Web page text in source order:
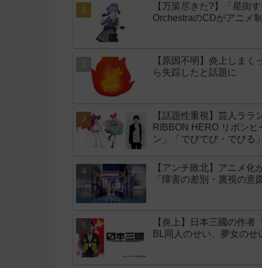
【万策尽きた?】「星街
OrchestraのCDがアニメ
【原因不明】炎上しま
ら失踪したと話題に
【話題性重視】芸人ラ
RIBBON HERO リボン
ン」「でびでび・でびる
【アンチ敗北】アニメ
「障害の差別・蔑視の
【炎上】日本三國の作
BL同人のせい、夢女の